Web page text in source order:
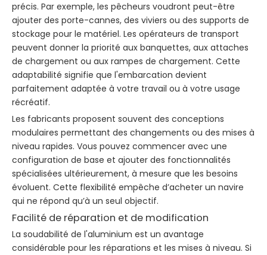
précis. Par exemple, les pêcheurs voudront peut-être
ajouter des porte-cannes, des viviers ou des supports de
stockage pour le matériel. Les opérateurs de transport
peuvent donner la priorité aux banquettes, aux attaches
de chargement ou aux rampes de chargement. Cette
adaptabilité signifie que l'embarcation devient
parfaitement adaptée à votre travail ou à votre usage
récréatif.
Les fabricants proposent souvent des conceptions
modulaires permettant des changements ou des mises à
niveau rapides. Vous pouvez commencer avec une
configuration de base et ajouter des fonctionnalités
spécialisées ultérieurement, à mesure que les besoins
évoluent. Cette flexibilité empêche d’acheter un navire
qui ne répond qu’à un seul objectif.
Facilité de réparation et de modification
La soudabilité de l'aluminium est un avantage
considérable pour les réparations et les mises à niveau. Si